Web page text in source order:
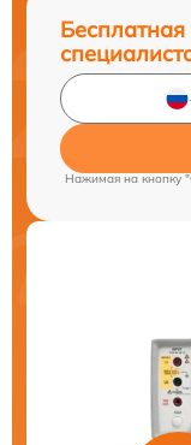
Нажимая на кнопку